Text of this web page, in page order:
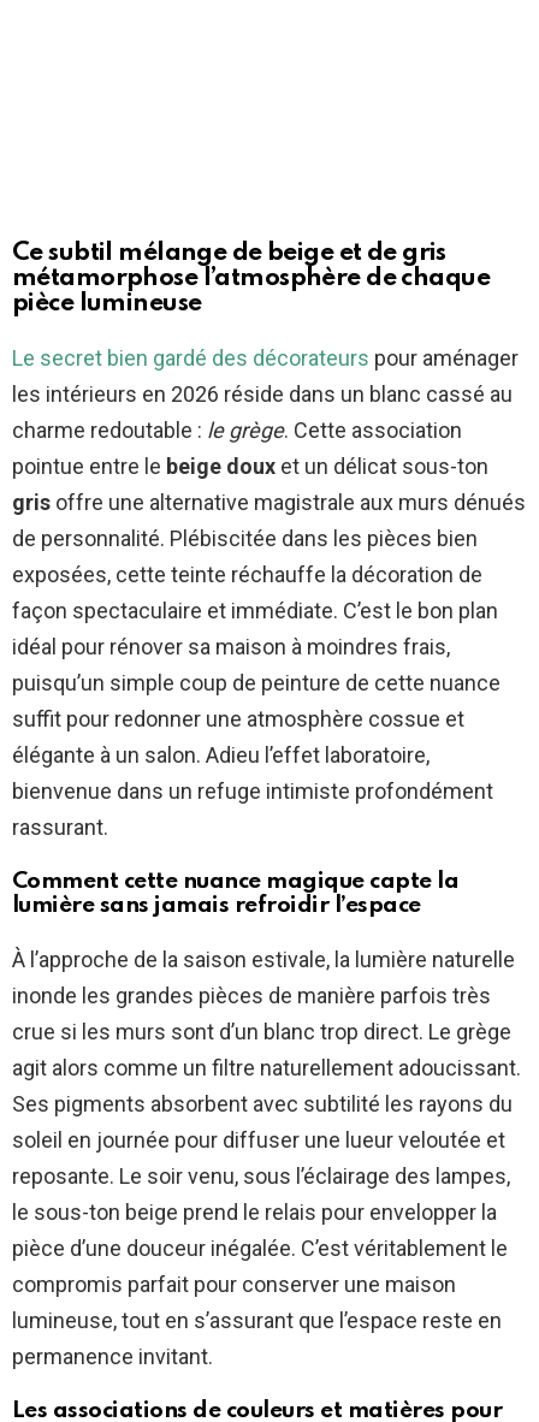
Ce subtil mélange de beige et de gris
métamorphose l’atmosphère de chaque
pièce lumineuse
Le secret bien gardé des décorateurs pour aménager
les intérieurs en 2026 réside dans un blanc cassé au
charme redoutable : le grège. Cette association
pointue entre le beige doux et un délicat sous-ton
gris offre une alternative magistrale aux murs dénués
de personnalité. Plébiscitée dans les pièces bien
exposées, cette teinte réchauffe la décoration de
façon spectaculaire et immédiate. C’est le bon plan
idéal pour rénover sa maison à moindres frais,
puisqu’un simple coup de peinture de cette nuance
suffit pour redonner une atmosphère cossue et
élégante à un salon. Adieu l’effet laboratoire,
bienvenue dans un refuge intimiste profondément
rassurant.
Comment cette nuance magique capte la
lumière sans jamais refroidir l’espace
À l’approche de la saison estivale, la lumière naturelle
inonde les grandes pièces de manière parfois très
crue si les murs sont d’un blanc trop direct. Le grège
agit alors comme un filtre naturellement adoucissant.
Ses pigments absorbent avec subtilité les rayons du
soleil en journée pour diffuser une lueur veloutée et
reposante. Le soir venu, sous l’éclairage des lampes,
le sous-ton beige prend le relais pour envelopper la
pièce d’une douceur inégalée. C’est véritablement le
compromis parfait pour conserver une maison
lumineuse, tout en s’assurant que l’espace reste en
permanence invitant.
Les associations de couleurs et matières pour